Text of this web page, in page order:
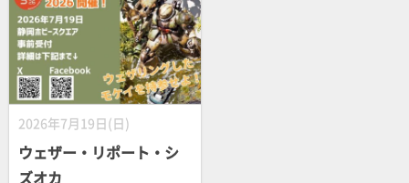
2026年7月19日(日)
ウェザー・リポート・シ
ズオカ